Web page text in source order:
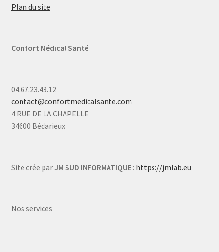
Plan du site
Confort Médical Santé
04.67.23.43.12
contact@confortmedicalsante.com
4 RUE DE LA CHAPELLE
34600 Bédarieux
Site crée par JM SUD INFORMATIQUE: https://jmlab.eu
Nos services